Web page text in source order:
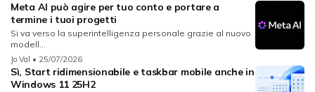
Meta AI può agire per tuo conto e portare a
termine i tuoi progetti
Si va verso la superintelligenza personale grazie al nuovo
modell...
Jo Val • 25/07/2026
Sì, Start ridimensionabile e taskbar mobile anche in
Windows 11 25H2